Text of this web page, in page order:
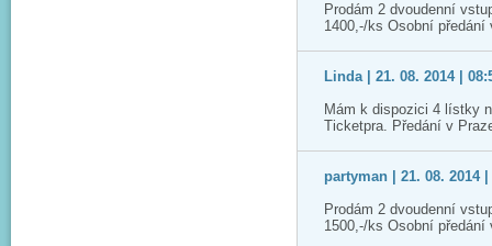
Prodám 2 dvoudenní
1400,-/ks Osobní
Linda | 21. 08. 2014 |
Mám k dispozici 4 lístky
Ticketpra. Předání v
partyman | 21. 08. 2014 |
Prodám 2 dvoudenní
1500,-/ks Osobní